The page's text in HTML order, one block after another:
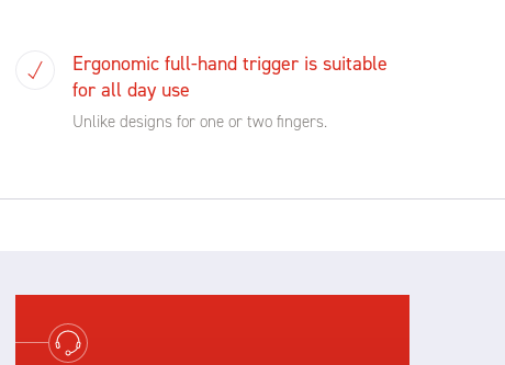
Ergonomic full-hand trigger is suitable
for all day use
Unlike designs for one or two fingers.